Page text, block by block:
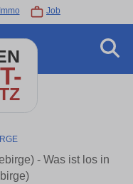
Immo Job
- Was ist los in